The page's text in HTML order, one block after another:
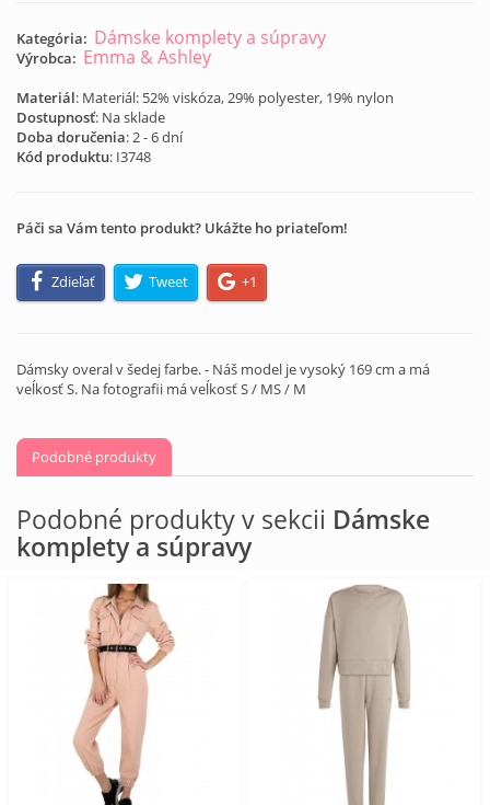
Kategória: Dámske komplety a súpravy
Výrobca: Emma & Ashley
Materiál: Materiál: 52% viskóza, 29% polyester, 19% nylon
Dostupnosť: Na sklade
Doba doručenia: 2 - 6 dní
Kód produktu: I3748
Páči sa Vám tento produkt? Ukážte ho priateľom!
Zdieľať Tweet +1
Dámsky overal v šedej farbe. - Náš model je vysoký 169 cm a má
veĺkosť S. Na fotografii má veĺkosť S / MS / M
Podobné produkty
Podobné produkty v sekcii Dámske
komplety a súpravy